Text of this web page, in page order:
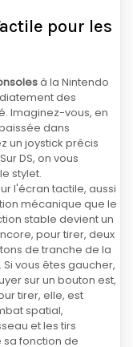
pour les
à la Nintendo
des
Imaginez-vous, en
dans
un joystick précis
DS, on vous
stylet.
l'écran tactile, aussi
mécanique que le
stable devient un
pour tirer, deux
de tranche de la
vous êtes gaucher,
sur un bouton est,
tirer, elle, est
spatial,
et les tirs
fonction de